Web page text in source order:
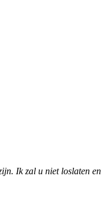
Ik zal u niet loslaten